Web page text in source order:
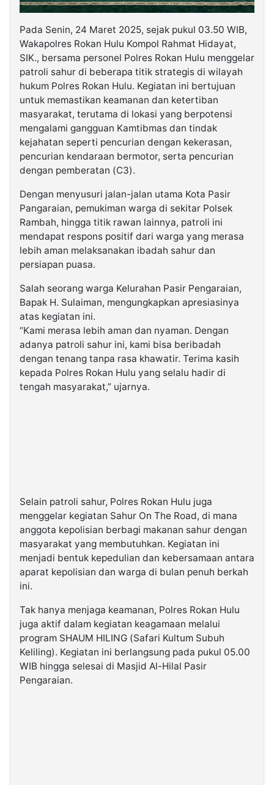
Pada Senin, 24 Maret 2025, sejak pukul 03.50 WIB,
Wakapolres Rokan Hulu Kompol Rahmat Hidayat,
SIK., bersama personel Polres Rokan Hulu menggelar
patroli sahur di beberapa titik strategis di wilayah
hukum Polres Rokan Hulu. Kegiatan ini bertujuan
untuk memastikan keamanan dan ketertiban
masyarakat, terutama di lokasi yang berpotensi
mengalami gangguan Kamtibmas dan tindak
kejahatan seperti pencurian dengan kekerasan,
pencurian kendaraan bermotor, serta pencurian
dengan pemberatan (C3).
Dengan menyusuri jalan-jalan utama Kota Pasir
Pangaraian, pemukiman warga di sekitar Polsek
Rambah, hingga titik rawan lainnya, patroli ini
mendapat respons positif dari warga yang merasa
lebih aman melaksanakan ibadah sahur dan
persiapan puasa.
Salah seorang warga Kelurahan Pasir Pengaraian,
Bapak H. Sulaiman, mengungkapkan apresiasinya
atas kegiatan ini.
“Kami merasa lebih aman dan nyaman. Dengan
adanya patroli sahur ini, kami bisa beribadah
dengan tenang tanpa rasa khawatir. Terima kasih
kepada Polres Rokan Hulu yang selalu hadir di
tengah masyarakat,” ujarnya.
Selain patroli sahur, Polres Rokan Hulu juga
menggelar kegiatan Sahur On The Road, di mana
anggota kepolisian berbagi makanan sahur dengan
masyarakat yang membutuhkan. Kegiatan ini
menjadi bentuk kepedulian dan kebersamaan antara
aparat kepolisian dan warga di bulan penuh berkah
ini.
Tak hanya menjaga keamanan, Polres Rokan Hulu
juga aktif dalam kegiatan keagamaan melalui
program SHAUM HILING (Safari Kultum Subuh
Keliling). Kegiatan ini berlangsung pada pukul 05.00
WIB hingga selesai di Masjid Al-Hilal Pasir
Pengaraian.